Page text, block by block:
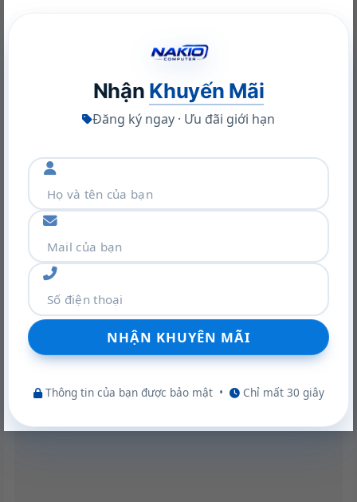
Nhận Khuyến Mãi
Đăng ký ngay · Ưu đãi giới hạn
Thông tin của bạn được bảo mật • Chỉ mất 30 giây
Khám phá VGA Leadtek RTX A400 4GB: Sức mạnh Ampere
trong thiết kế nhỏ gọn
22/06/2026